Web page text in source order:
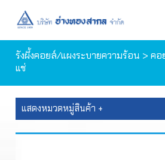
ตะกร้าสินค้า
รังผึ้งคอยล์/แผงระบายความร้อน > คอ
แช่
แสดงหมวดหมู่สินค้า +